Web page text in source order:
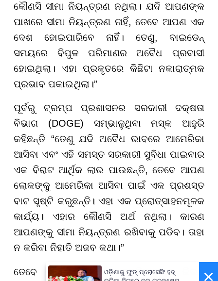
କୌଣସି ସୀମା ନିୟନ୍ତ୍ରଣ ନଥିଲା। ଯଦି ଆପଣଙ୍କ
ପାଖରେ ସୀମା ନିୟନ୍ତ୍ରଣ ନାହିଁ, ତେବେ ଆପଣ ଏକ
ଦେଶ ହୋଇପାରିବେ ନାହିଁ। ତେଣୁ, ବାଇଡେନ୍
ସମୟରେ ବିପୁଳ ପରିମାଣର ଅବୈଧ ପ୍ରବାସୀ
ହୋଇଥିଲା। ଏହା ପ୍ରକୃତରେ କିଛିଟା ନକାରାତ୍ମକ
ପ୍ରଭାବ ପକାଇଥିଲା।”
ପୂର୍ବରୁ ଟ୍ରମ୍ପ ପ୍ରଶାସନର ସରକାରୀ ଦକ୍ଷତା
ବିଭାଗ (DOGE) ସମ୍ଭାଳୁଥିବା ମସ୍କ ଆହୁରି
କହିଛନ୍ତି “ତେଣୁ ଯଦି ଅବୈଧ ଭାବରେ ଆମେରିକା
ଆସିବା ଏବଂ ଏହି ସମସ୍ତ ସରକାରୀ ସୁବିଧା ପାଇବାର
ଏକ ବିରାଟ ଆର୍ଥିକ ଲାଭ ପାଉଛନ୍ତି, ତେବେ ଆପଣ
ଲୋକଙ୍କୁ ଆମେରିକା ଆସିବା ପାଇଁ ଏକ ପ୍ରଶସ୍ତ
ବାଟ ସୃଷ୍ଟି କରୁଛନ୍ତି। ଏହା ଏକ ପ୍ରୋତ୍ସାହନମୂଳକ
କାର୍ଯ୍ୟ। ଏହାର କୌଣସି ଅର୍ଥ ନଥିଲା। କାରଣ
ଆପଣଙ୍କୁ ସୀମା ନିୟନ୍ତ୍ରଣ ରଖିବାକୁ ପଡିବ। ତାହା
ନ କରିବା ନିହାତି ଅଜବ କଥା।”
ତେବେ ବାହାରୁ ଆସୁଥିବା ପ୍ରତିଭାମାନେ କିଭଳି ×
ଓଡ଼ିଶାକୁ ଫୁଡ୍ ପ୍ରୋସେସିଂ ହବ୍